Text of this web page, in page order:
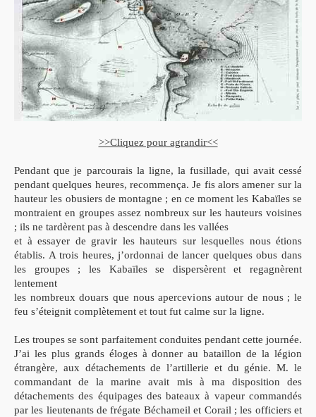
>>Cliquez pour agrandir<<
Pendant que je parcourais la ligne, la fusillade, qui avait cessé
pendant quelques heures, recommença. Je fis alors amener sur la
hauteur les obusiers de montagne ; en ce moment les Kabaïles se
montraient en groupes assez nombreux sur les hauteurs voisines
; ils ne tardèrent pas à descendre dans les vallées
et à essayer de gravir les hauteurs sur lesquelles nous étions
établis. A trois heures, j’ordonnai de lancer quelques obus dans
les groupes ; les Kabaïles se dispersèrent et regagnèrent
lentement
les nombreux douars que nous apercevions autour de nous ; le
feu s’éteignit complètement et tout fut calme sur la ligne.
Les troupes se sont parfaitement conduites pendant cette journée.
J’ai les plus grands éloges à donner au bataillon de la légion
étrangère, aux détachements de l’artillerie et du génie. M. le
commandant de la marine avait mis à ma disposition des
détachements des équipages des bateaux à vapeur commandés
par les lieutenants de frégate Béchameil et Corail ; les officiers et